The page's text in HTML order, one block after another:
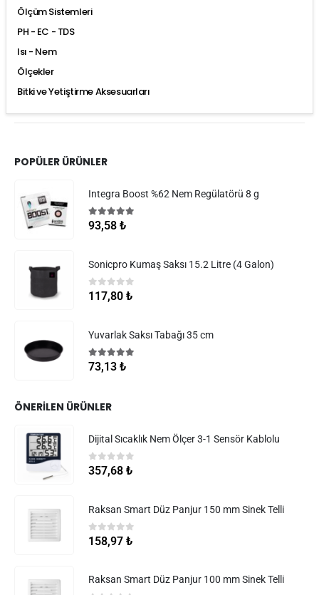
Ölçüm Sistemleri
PH - EC - TDS
Isı - Nem
Ölçekler
Bitki ve Yetiştirme Aksesuarları
POPÜLER ÜRÜNLER
Integra Boost %62 Nem Regülatörü 8 g
5.005 üzerinden
93,58 ₺
Sonicpro Kumaş Saksı 15.2 Litre (4 Galon)
0 5 üzerinden
117,80 ₺
Yuvarlak Saksı Tabağı 35 cm
5.005 üzerinden
73,13 ₺
ÖNERILEN ÜRÜNLER
Dijital Sıcaklık Nem Ölçer 3-1 Sensör Kablolu
05 üzerinden
357,68 ₺
Raksan Smart Düz Panjur 150 mm Sinek Telli
0 5 üzerinden
158,97 ₺
Raksan Smart Düz Panjur 100 mm Sinek Telli